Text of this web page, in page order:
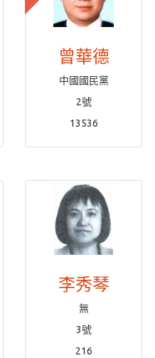
曾華德
中國國民黨
2號
13536
李秀琴
無
3號
216